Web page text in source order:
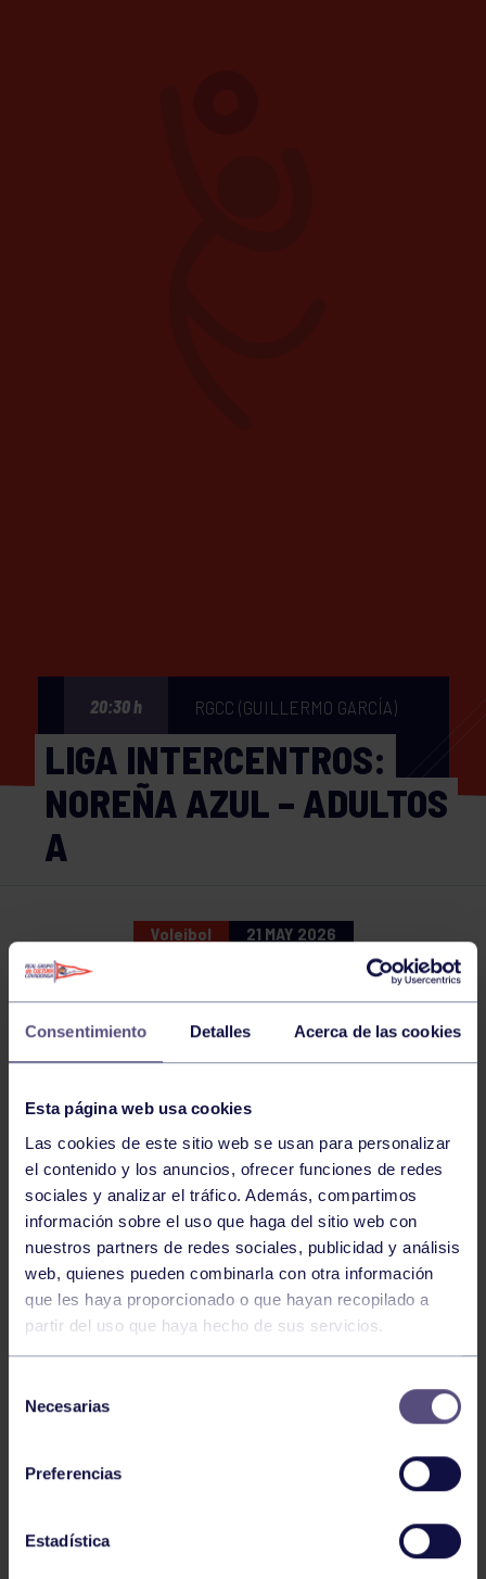
Consentimiento Detalles Acerca de las cookies
Esta página web usa cookies
Las cookies de este sitio web se usan para personalizar
el contenido y los anuncios, ofrecer funciones de redes
sociales y analizar el tráfico. Además, compartimos
información sobre el uso que haga del sitio web con
nuestros partners de redes sociales, publicidad y análisis
web, quienes pueden combinarla con otra información
que les haya proporcionado o que hayan recopilado a
partir del uso que haya hecho de sus servicios.
Necesarias
Preferencias
Estadística
20:30 h RGCC (GUILLERMO GARCÍA)
LIGA INTERCENTROS:
NOREÑA AZUL – ADULTOS
A
Voleibol 21 MAY 2026
Voleibol 27 Abr 2026
CAMPEONAS DE ASTURIAS